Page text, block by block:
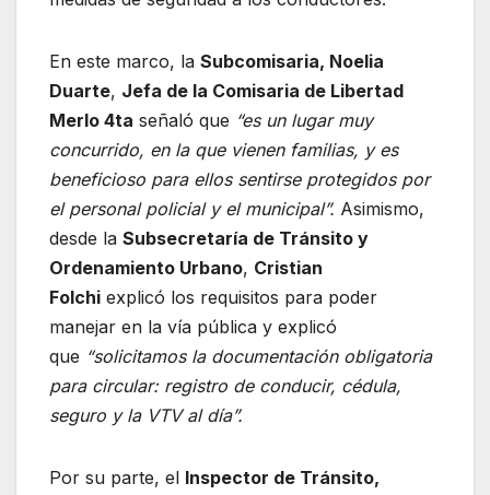
En este marco, la Subcomisaria, Noelia
Duarte, Jefa de la Comisaria de Libertad
Merlo 4ta señaló que “es un lugar muy
concurrido, en la que vienen familias, y es
beneficioso para ellos sentirse protegidos por
el personal policial y el municipal”. Asimismo,
desde la Subsecretaría de Tránsito y
Ordenamiento Urbano, Cristian
Folchi explicó los requisitos para poder
manejar en la vía pública y explicó
que “solicitamos la documentación obligatoria
para circular: registro de conducir, cédula,
seguro y la VTV al día”.
Por su parte, el Inspector de Tránsito,